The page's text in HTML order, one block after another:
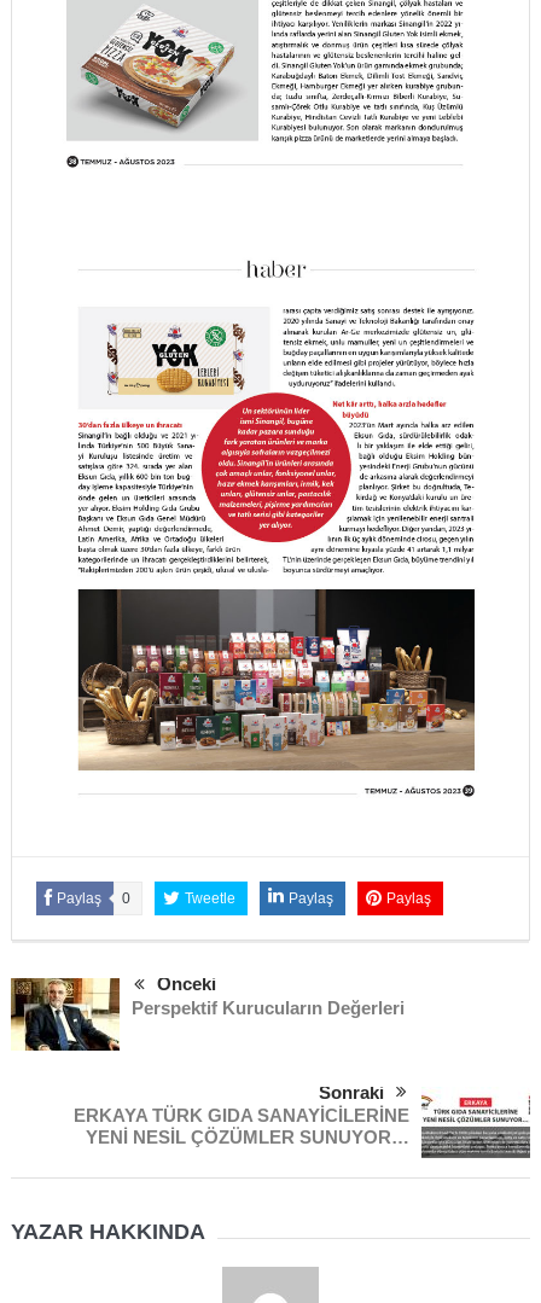
Paylaş 0 Tweetle Paylaş Paylaş
Önceki
Perspektif Kurucuların Değerleri
Sonraki
ERKAYA TÜRK GIDA SANAYİCİLERİNE
YENİ NESİL ÇÖZÜMLER SUNUYOR…
YAZAR HAKKINDA